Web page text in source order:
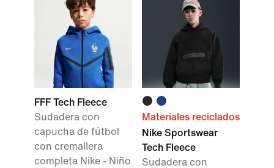
FFF Tech Fleece
Sudadera con
capucha de fútbol
con cremallera
completa Nike - Niño
Materiales reciclados
Nike Sportswear
Tech Fleece
Sudadera con